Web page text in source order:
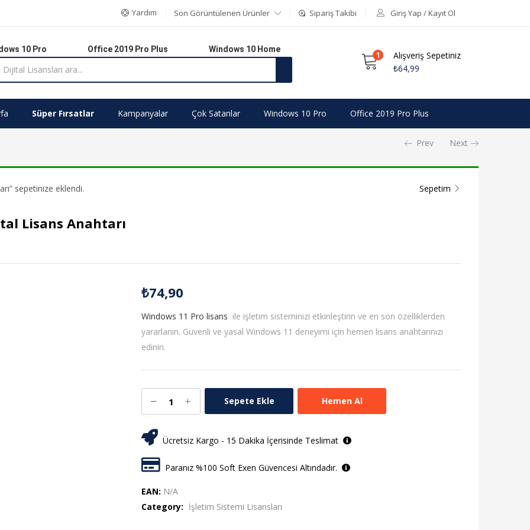
Yardım Son Görüntülenen Ürünler Sipariş Takibi Giriş Yap / Kayıt Ol
10 Pro Office 2019 Pro Plus Windows 10 Home 1
Alışveriş Sepetiniz
₺64,99
Süper Fırsatlar Kampanyalar Çok Satanlar Windows 10 Pro Office 2019 Pro Plus
Prev Next
sepetinize eklendi. Sepetim
Lisans Anahtarı
₺74,90
Windows 11 Pro lisans ile işletim sisteminizi etkinleştirin ve en son özelliklerden
yararlanın. Güvenli ve yasal Windows 11 deneyimi için hemen lisans anahtarınızı
edinin.
Sepete Ekle Hemen Al
Ücretsiz Kargo - 15 Dakika İçerisinde Teslimat
Paranız %100 Soft Exen Güvencesi Altındadır.
EAN: N/A
Category: İşletim Sistemi Lisansları